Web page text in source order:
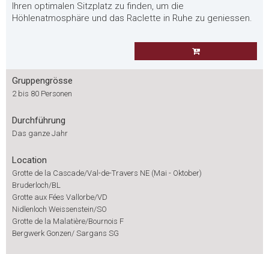
Ihren optimalen Sitzplatz zu finden, um die
Höhlenatmosphäre und das Raclette in Ruhe zu geniessen.
Gruppengrösse
2 bis 80 Personen
Durchführung
Das ganze Jahr
Location
Grotte de la Cascade/Val-de-Travers NE (Mai - Oktober)
Bruderloch/BL
Grotte aux Fées Vallorbe/VD
Nidlenloch Weissenstein/SO
Grotte de la Malatière/Bournois F
Bergwerk Gonzen/ Sargans SG